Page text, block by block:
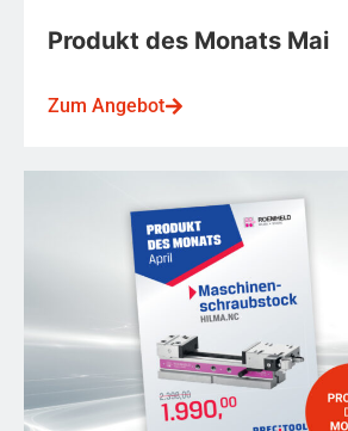
Produkt des Monats Mai
Zum Angebot